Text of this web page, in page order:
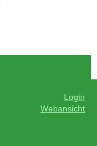
Login
Webansicht